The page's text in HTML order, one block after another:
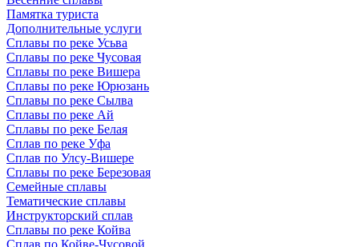
Памятка туриста
Дополнительные услуги
Сплавы по реке Усьва
Сплавы по реке Чусовая
Сплавы по реке Вишера
Сплавы по реке Юрюзань
Сплавы по реке Сылва
Сплавы по реке Ай
Сплавы по реке Белая
Сплав по реке Уфа
Сплав по Улсу-Вишере
Сплавы по реке Березовая
Семейные сплавы
Тематические сплавы
Инструкторский сплав
Сплавы по реке Койва
Сплав по Койве-Чусовой